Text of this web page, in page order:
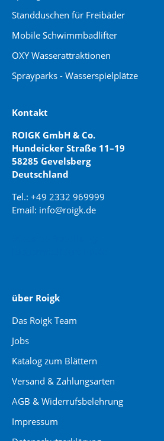
Standduschen für Freibäder
Mobile Schwimmbadlifter
OXY Wasserattraktionen
Sprayparks - Wasserspielplätze
Kontakt
ROIGK GmbH & Co.
Hundeicker Straße 11–19
58285 Gevelsberg
Deutschland
Tel.: +49 2332 969999
Email: info@roigk.de
über Roigk
Das Roigk Team
Jobs
Katalog zum Blättern
Versand & Zahlungsarten
AGB & Widerrufsbelehrung
Impressum